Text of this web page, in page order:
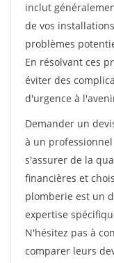
inclut
de vos
problèmes
En résolvant ces
éviter des
d'urgence à
Demander un
à un
s'assurer de la
financières et
plomberie est un
expertise
N'hésitez pas à
comparer leurs